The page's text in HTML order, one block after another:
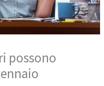
possono